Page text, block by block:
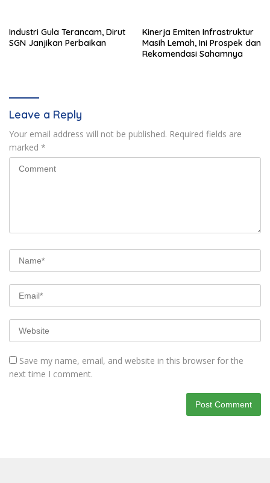
Industri Gula Terancam, Dirut
SGN Janjikan Perbaikan
Kinerja Emiten Infrastruktur
Masih Lemah, Ini Prospek dan
Rekomendasi Sahamnya
Leave a Reply
Your email address will not be published. Required fields are
marked *
Save my name, email, and website in this browser for the
next time I comment.